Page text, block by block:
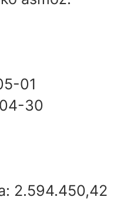
01
30
2.594.450,42